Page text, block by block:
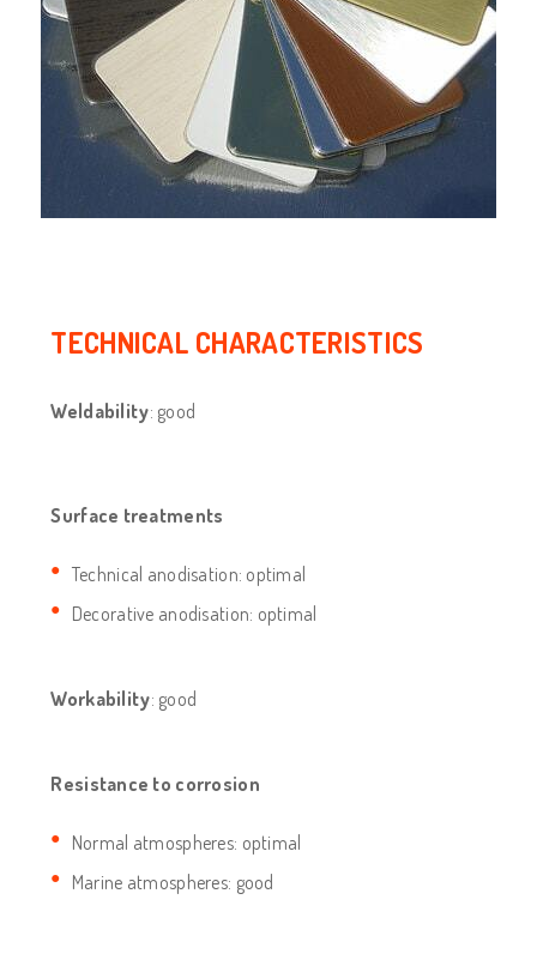
TECHNICAL CHARACTERISTICS
Weldability: good
Surface treatments
Technical anodisation: optimal
Decorative anodisation: optimal
Workability: good
Resistance to corrosion
Normal atmospheres: optimal
Marine atmospheres: good